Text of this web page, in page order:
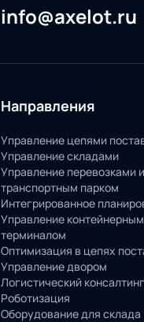
info@axelot.ru
Направления
Управление цепями
Управление складами
Управление перевозками и
транспортным парком
Интегрированное
Управление контейнерным
терминалом
Оптимизация в цепях
Управление двором
Логистический консалтинг
Роботизация
Оборудование для склада